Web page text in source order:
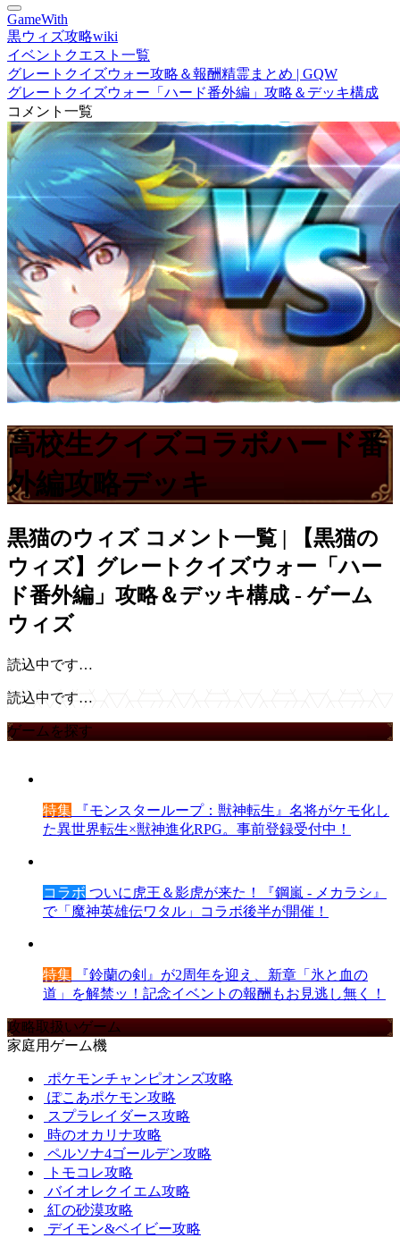
GameWith
黒ウィズ攻略wiki
イベントクエスト一覧
グレートクイズウォー攻略＆報酬精霊まとめ | GQW
グレートクイズウォー「ハード番外編」攻略＆デッキ構成
コメント一覧
高校生クイズコラボハード番
外編攻略デッキ
黒猫のウィズ コメント一覧 | 【黒猫の
ウィズ】グレートクイズウォー「ハー
ド番外編」攻略＆デッキ構成 - ゲーム
ウィズ
読込中です…
読込中です…
ゲームを探す
特集 『モンスターループ：獣神転生』名将がケモ化し
た異世界転生×獣神進化RPG。事前登録受付中！
コラボ ついに虎王＆影虎が来た！『鋼嵐 - メカラシ』
で「魔神英雄伝ワタル」コラボ後半が開催！
特集 『鈴蘭の剣』が2周年を迎え、新章「氷と血の
道」を解禁ッ！記念イベントの報酬もお見逃し無く！
攻略取扱いゲーム
家庭用ゲーム機
ポケモンチャンピオンズ攻略
ぽこあポケモン攻略
スプラレイダース攻略
時のオカリナ攻略
ペルソナ4ゴールデン攻略
トモコレ攻略
バイオレクイエム攻略
紅の砂漠攻略
デイモン&ベイビー攻略